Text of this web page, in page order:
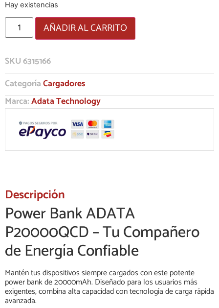
Hay existencias
AÑADIR AL CARRITO
SKU6315166
CategoríaCargadores
Marca:Adata Technology
Descripción
Power Bank ADATA
P20000QCD – Tu Compañero
de Energía Confiable
Mantén tus dispositivos siempre cargados con este potente
power bank de 20000mAh. Diseñado para los usuarios más
exigentes, combina alta capacidad con tecnología de carga rápida
avanzada.